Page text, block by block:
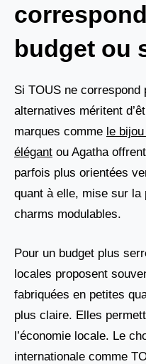
budget ou
Si TOUS ne
alternatives méritent
marques comme le
élégant ou Agatha
parfois plus orientées
quant à elle, mise sur la
charms modulables.
Pour un budget plus
locales proposent
fabriquées en petites
plus claire. Elles
l’économie locale. Le
internationale comme